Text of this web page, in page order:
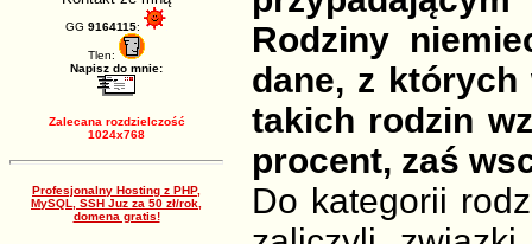
GG 9164115:
Tlen:
Napisz do mnie:
Zalecana rozdzielczość
1024x768
Profesjonalny Hosting z PHP,
MySQL, SSH Juz za 50 zł/rok,
domena gratis!
Rodziny
dane, z których
takich rodzin
procent, zaś
Do kategorii